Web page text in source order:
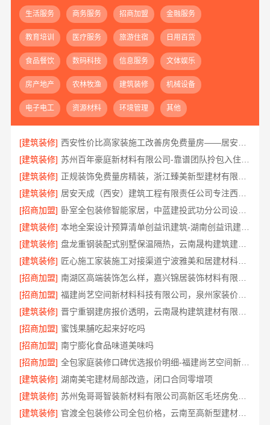
生活服务 商务服务 招商加盟 金融服务
教育培训 医疗服务 旅游住宿 日用百货
食品餐饮 数码科技 信息服务 文体娱乐
房产地产 农林牧渔 建筑装修 机械设备
电子电工 资源材料 环境管理 其他
[建筑装修]
[建筑装修]
苏州百年豪庭新材料有限公司-靠谱团队拎包入住家装
[建筑装修]
[建筑装修]
[招商加盟]
卧室全包装修智能家居，中蓝建投武功分公司设计施工
[建筑装修]
本地全案设计预算清单创益讯建筑-湖南创益讯建筑有限公司
[建筑装修]
盘龙重钢装配式别墅保温隔热，云南晟构建筑建材有限公司品质之选
[建筑装修]
匠心施工家装施工对接渠道宁波雅美和居建材科技有限公司
[招商加盟]
[招商加盟]
福建尚艺空间新材料科技有限公司，泉州家装价格透明明细
[建筑装修]
[招商加盟] 蜜饯果脯吃起来好吃吗
[招商加盟] 南宁膨化食品味道美味吗
[招商加盟]
全包家庭装修口碑优选报价明细-福建尚艺空间新材料科技有限公司
[建筑装修] 湖南美宅建材局部改造，闭口合同零增项
[建筑装修]
[建筑装修]
官渡全包装修公司全包价格，云南至高新型建材有限公司闭口合同